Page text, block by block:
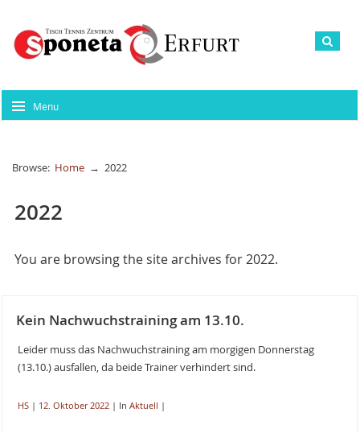
Menu
Browse: Home → 2022
2022
You are browsing the site archives for 2022.
Kein Nachwuchstraining am 13.10.
Leider muss das Nachwuchstraining am morgigen Donnerstag
(13.10.) ausfallen, da beide Trainer verhindert sind.
HS| 12. Oktober 2022| In Aktuell |